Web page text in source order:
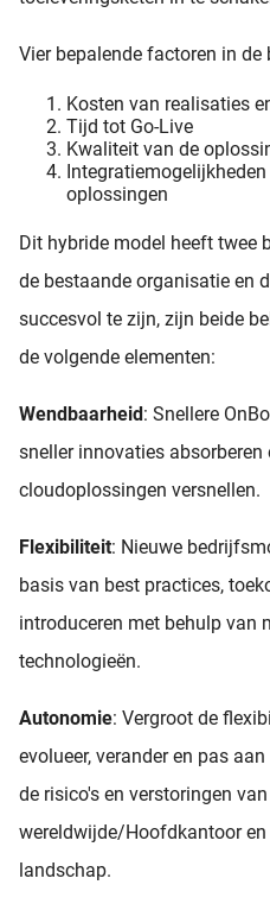
Vier bepalende factoren in
Kosten van realisaties
Tijd tot Go-Live
Kwaliteit van de
oplossingen
Dit hybride model heeft twee
de bestaande organisatie en
succesvol te zijn, zijn beide
de volgende elementen:
Wendbaarheid: Snellere
sneller innovaties absorberen
cloudoplossingen versnellen.
Flexibiliteit: Nieuwe
basis van best practices,
introduceren met behulp van
technologieën.
Autonomie: Vergroot de
evolueer, verander en pas
de risico's en verstoringen
wereldwijde/Hoofdkantoor en
landschap.